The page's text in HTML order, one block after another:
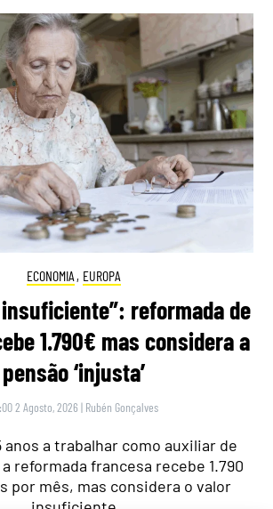
ECONOMIA , EUROPA
reformada de
1.790€ mas considera a
pensão ‘injusta’
2 Agosto, 2026 | Rubén Gonçalves
anos a trabalhar como auxiliar de
reformada francesa recebe 1.790
por mês, mas considera o valor